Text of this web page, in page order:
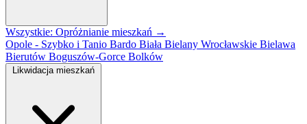
Wszystkie: Opróżnianie mieszkań →
Opole - Szybko i Tanio Bardo Biała Bielany Wrocławskie Bielawa
Bierutów Boguszów-Gorce Bolków
Likwidacja mieszkań